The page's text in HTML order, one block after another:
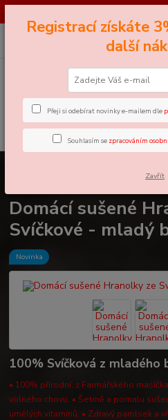
CZK
+420 605 858 888
Domácí sušené
Svíčkové - mladý
Novinka
100% Svíčková z mladého
• 100% přírodní, z Farmářského
volného chovu. • Šetrně a pomalu
umělých vitamínů. • Zdravý pamlsek a
Registrací získáte
další
Přeji si odebírat novinky e-mailem dle
Souhlasím se zpracováním
Zavřít